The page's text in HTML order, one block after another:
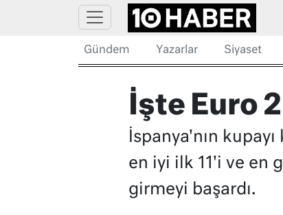
Gündem Yazarlar Siyaset
İşte Euro
İspanya'nın
en iyi ilk 11'i ve en
girmeyi başardı.